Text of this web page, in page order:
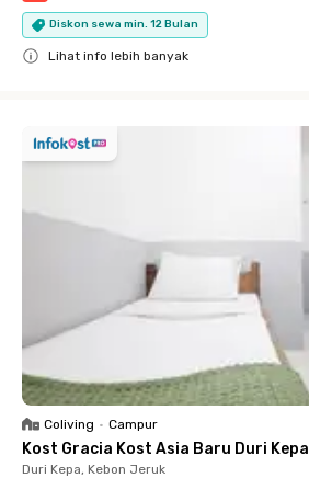
Diskon sewa min. 12 Bulan
Lihat info lebih banyak
Coliving • Campur
Kost Gracia Kost Asia Baru Duri Kepa
Duri Kepa, Kebon Jeruk